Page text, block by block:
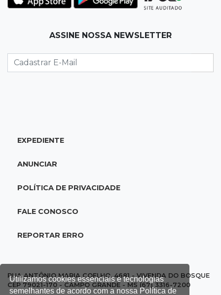
Utilizamos cookies essenciais e tecnologias
semelhantes de acordo com a nossa Política de
para 7º no Brasileirão
Na Vila Belmiro
lugar no Brasileirão
18:33Em 2022
adolescente atropelada no Amazonas
18:15 Nubank Parque
Palmeiras e Inter ficam no 0 a 0 pela 22ª
1% da população de pets na Capital
ASSINE NOSSA NEWSLETTER
EXPEDIENTE
ANUNCIAR
POLÍTICA DE PRIVACIDADE
FALE CONOSCO
REPORTAR ERRO
RUA ANTÔNIO MARIA COELHO, 4681 - VIVENDA DO BOSQUE
CEP 79021-170 - CAMPO GRANDE - MS (67) 3316-7200